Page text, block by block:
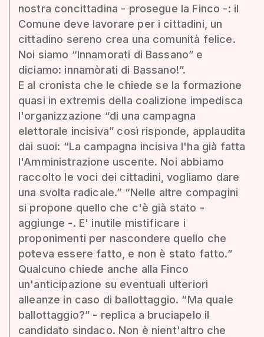
nostra concittadina - prosegue la Finco -: il
Comune deve lavorare per i cittadini, un
cittadino sereno crea una comunità felice.
Noi siamo “Innamorati di Bassano” e
diciamo: innamòrati di Bassano!”.
E al cronista che le chiede se la formazione
quasi in extremis della coalizione impedisca
l'organizzazione “di una campagna
elettorale incisiva” così risponde, applaudita
dai suoi: “La campagna incisiva l'ha già fatta
l'Amministrazione uscente. Noi abbiamo
raccolto le voci dei cittadini, vogliamo dare
una svolta radicale.” “Nelle altre compagini
si propone quello che c'è già stato -
aggiunge -. E' inutile mistificare i
proponimenti per nascondere quello che
poteva essere fatto, e non è stato fatto.”
Qualcuno chiede anche alla Finco
un'anticipazione su eventuali ulteriori
alleanze in caso di ballottaggio. “Ma quale
ballottaggio?” - replica a bruciapelo il
candidato sindaco. Non è nient'altro che